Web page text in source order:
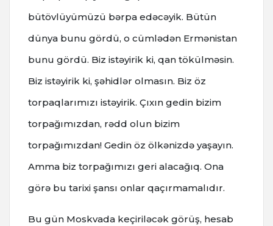
bütövlüyümüzü bərpa edəcəyik. Bütün
dünya bunu gördü, o cümlədən Ermənistan
bunu gördü. Biz istəyirik ki, qan tökülməsin.
Biz istəyirik ki, şəhidlər olmasın. Biz öz
torpaqlarımızı istəyirik. Çıxın gedin bizim
torpağımızdan, rədd olun bizim
torpağımızdan! Gedin öz ölkənizdə yaşayın.
Amma biz torpağımızı geri alacağıq. Ona
görə bu tarixi şansı onlar qaçırmamalıdır.
Bu gün Moskvada keçiriləcək görüş, hesab